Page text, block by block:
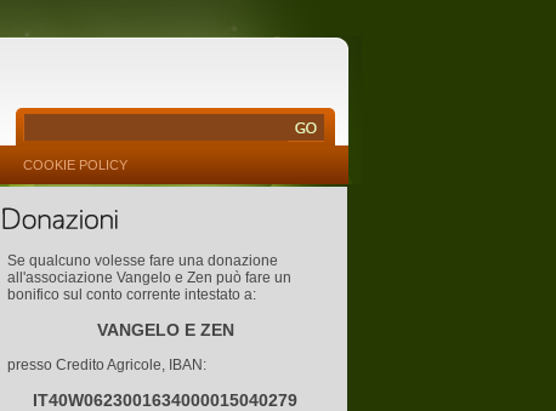
COOKIE POLICY
Se qualcuno volesse fare una donazione
all'associazione Vangelo e Zen può fare un
bonifico sul conto corrente intestato a:
VANGELO E ZEN
presso Credito Agricole, IBAN:
IT40W0623001634000015040279